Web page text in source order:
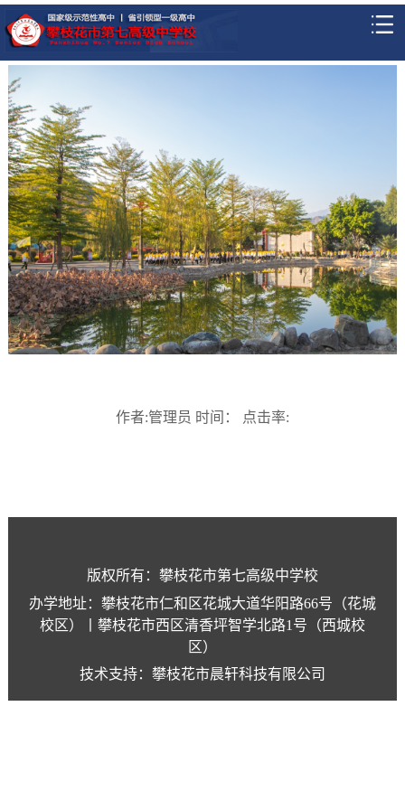
作者:管理员 时间： 点击率:
版权所有：攀枝花市第七高级中学校
办学地址：攀枝花市仁和区花城大道华阳路66号（花城
校区）丨攀枝花市西区清香坪智学北路1号（西城校
区）
技术支持：攀枝花市晨轩科技有限公司